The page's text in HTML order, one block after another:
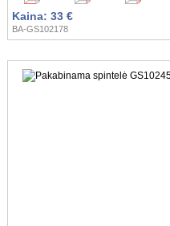
Kaina: 33 €
BA-GS102178